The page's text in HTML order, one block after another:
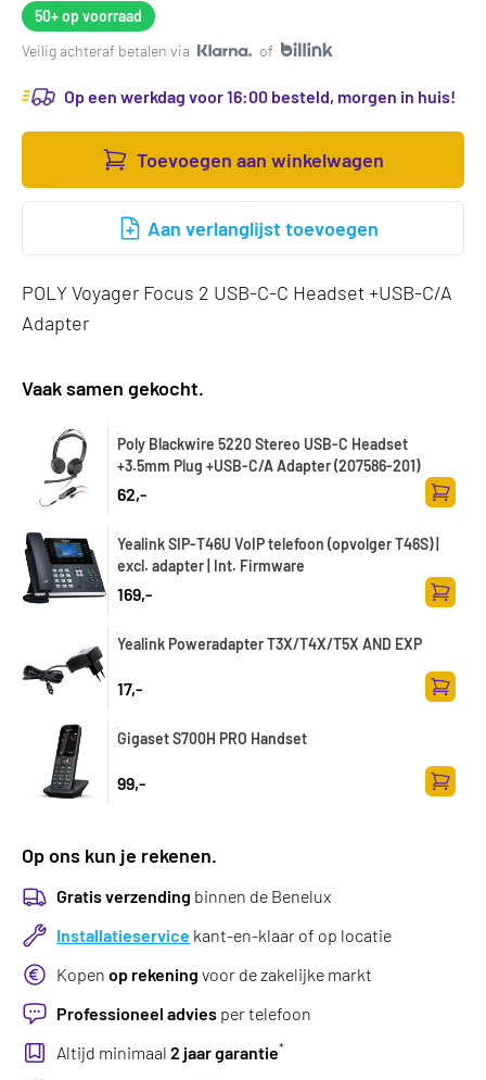
50+op voorraad
Veilig achteraf betalen via
of
Op een werkdag voor 16:00 besteld, morgen in huis!
Toevoegen aan winkelwagen
Aan verlanglijst toevoegen
POLY Voyager Focus 2 USB-C-C Headset +USB-C/A
Adapter
Vaak samen gekocht.
Poly Blackwire 5220 Stereo USB-C Headset
+3.5mm Plug +USB-C/A Adapter (207586-201)
62,-
Yealink SIP-T46U VoIP telefoon (opvolger T46S) |
excl. adapter | Int. Firmware
169,-
Yealink Poweradapter T3X/T4X/T5X AND EXP
17,-
Gigaset S700H PRO Handset
99,-
Op ons kun je rekenen.
Gratis verzending binnen de Benelux
Installatieservice kant-en-klaar of op locatie
Kopen op rekening voor de zakelijke markt
Professioneel advies per telefoon
Altijd minimaal 2 jaar garantie*